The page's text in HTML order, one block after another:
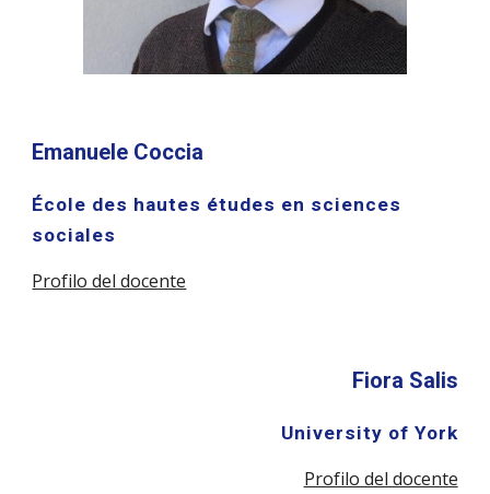
Emanuele Coccia
École des hautes études en sciences
sociales
Profilo del docente
Fiora Salis
University of York
Profilo del docente